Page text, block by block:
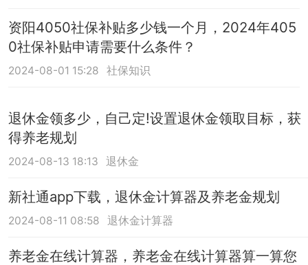
资阳4050社保补贴多少钱一个月，2024年405
0社保补贴申请需要什么条件？
2024-08-01 15:28 社保知识
退休金领多少，自己定!设置退休金领取目标，获
得养老规划
2024-08-13 18:13 退休金
新社通app下载，退休金计算器及养老金规划
2024-08-11 08:58 退休金计算器
养老金在线计算器，养老金在线计算器算一算您